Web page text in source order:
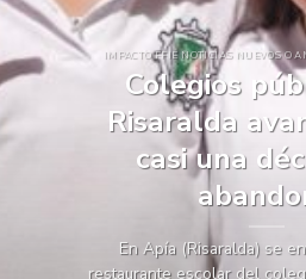
IMPACTO FFIE NOTICIAS NUEVOS O
Colegios
Risaralda
casi una
En Apía (Risaralda) se
restaurante escolar del